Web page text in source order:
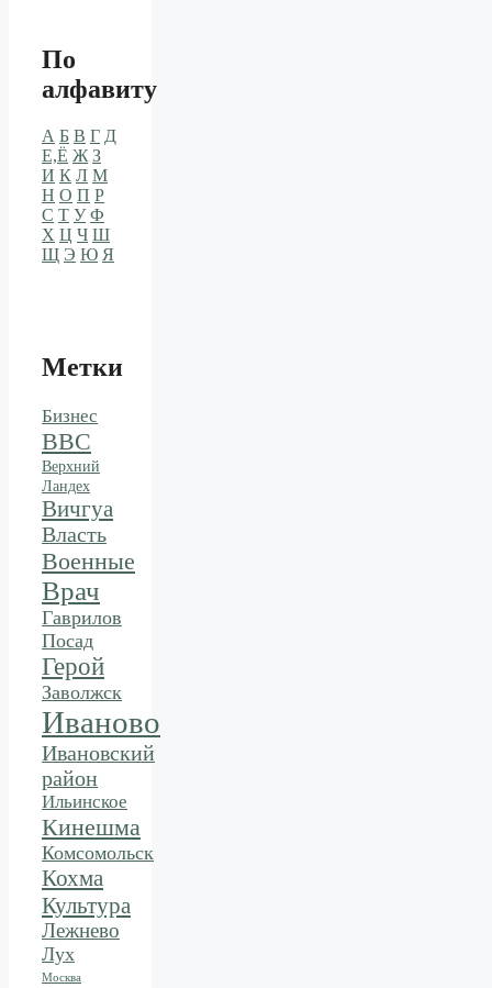
По
алфавиту
А Б В Г Д
Е,Ё Ж З
И К Л М
Н О П Р
С Т У Ф
Х Ц Ч Ш
Щ Э Ю Я
Метки
Бизнес
ВВС
Верхний
Ландех
Вичгуа
Власть
Военные
Врач
Гаврилов
Посад
Герой
Заволжск
Иваново
Ивановский
район
Ильинское
Кинешма
Комсомольск
Кохма
Культура
Лежнево
Лух
Москва